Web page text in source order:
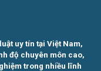
uy tín tại Việt Nam,
độ chuyên môn cao,
trong nhiều lĩnh